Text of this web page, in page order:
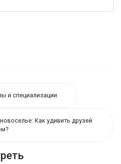
и специализации
Как удивить друзей